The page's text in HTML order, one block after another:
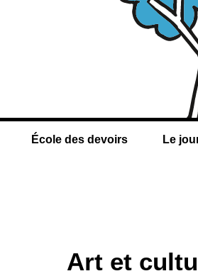
École des devoirs Le
Art et